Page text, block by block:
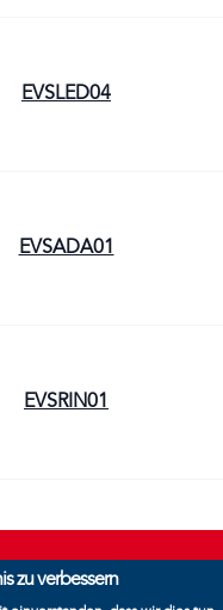
EVSLED04
EVSADA01
EVSRIN01
zu verbessern